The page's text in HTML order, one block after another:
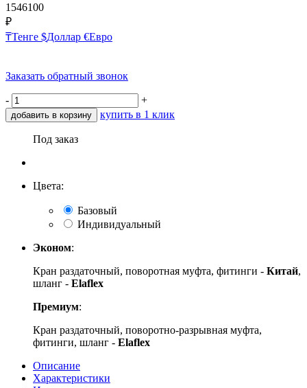
1546100
₽
₸Тенге $Доллар €Евро
Заказать обратный звонок
- +
добавить в корзину купить в 1 клик
Под заказ
Цвета:
Базовый
Индивидуальный
Эконом:
Кран раздаточный, поворотная муфта, фитинги - Китай,
шланг - Elaflex
Премиум:
Кран раздаточный, поворотно-разрывная муфта,
фитинги, шланг - Elaflex
Описание
Характеристики